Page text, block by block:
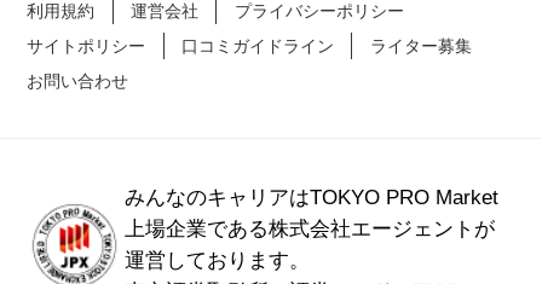
利用規約 運営会社
プライバシーポリシー
サイトポリシー
口コミガイドライン
ライター募集
お問い合わせ
みんなのキャリアはTOKYO PRO Market
上場企業である株式会社エージェントが
運営しております。